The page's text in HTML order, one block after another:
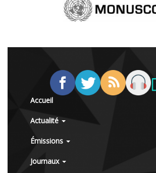
Accueil
Actualité
Émissions
Journaux